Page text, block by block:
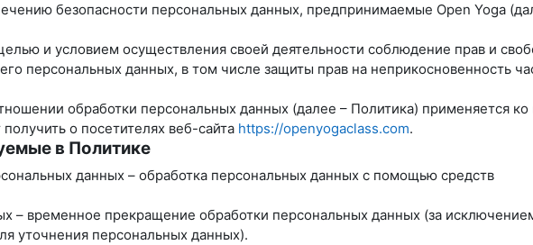
безопасности персональных данных, предпринимаемые Open Yoga
и условием осуществления своей деятельности соблюдение прав и
персональных данных, в том числе защиты прав на неприкосновенность
обработки персональных данных (далее – Политика) применяется ко
о посетителях веб-сайта https://openyogaclass.com.
в Политике
данных – обработка персональных данных с помощью средств
– временное прекращение обработки персональных данных (за
уточнения персональных данных).